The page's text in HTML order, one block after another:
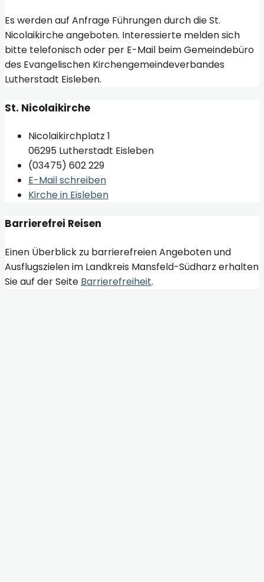
Es werden auf Anfrage Führungen durch die St.
Nicolaikirche angeboten. Interessierte melden sich
bitte telefonisch oder per E-Mail beim Gemeindebüro
des Evangelischen Kirchengemeindeverbandes
Lutherstadt Eisleben.
St. Nicolaikirche
Nicolaikirchplatz 1
06295 Lutherstadt Eisleben
(03475) 602 229
E-Mail schreiben
Kirche in Eisleben
Barrierefrei Reisen
Einen Überblick zu barrierefreien Angeboten und
Ausflugszielen im Landkreis Mansfeld-Südharz erhalten
Sie auf der Seite Barrierefreiheit.